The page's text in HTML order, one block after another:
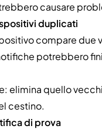
causare
duplicati
compare due
potrebbero
elimina quello
cestino.
di prova